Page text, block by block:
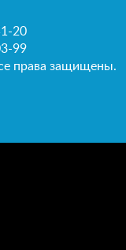
20
99
права защищены.